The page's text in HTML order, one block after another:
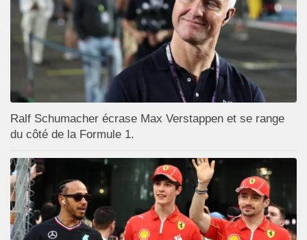
Ralf Schumacher écrase Max Verstappen et se range
du côté de la Formule 1.